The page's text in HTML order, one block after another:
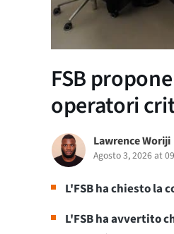
FSB
operatori
Lawrence Woriji
Agosto 3, 2026 at
L'FSB ha chiesto la
L'FSB ha avvertito